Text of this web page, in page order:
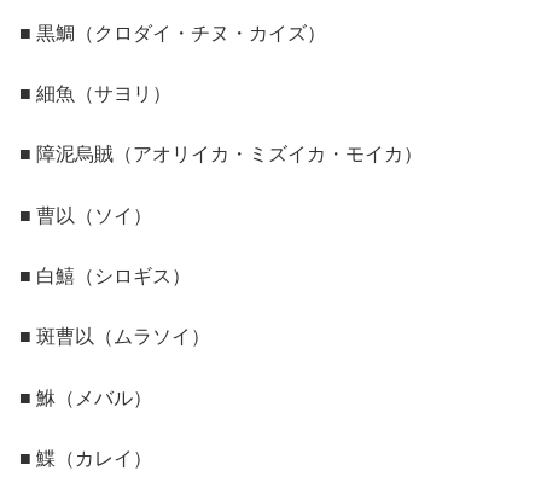
■ 黒鯛（クロダイ・チヌ・カイズ）
■ 細魚（サヨリ）
■ 障泥烏賊（アオリイカ・ミズイカ・モイカ）
■ 曹以（ソイ）
■ 白鱚（シロギス）
■ 斑曹以（ムラソイ）
■ 鮴（メバル）
■ 鰈（カレイ）